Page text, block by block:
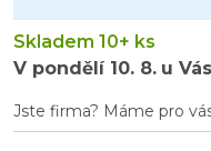
Skladem 10+ ks
V pondělí 10. 8. u Vás
Jste firma? Máme pro